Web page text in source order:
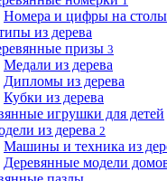
Номера и цифры на столы
из дерева
призы 3
Медали из дерева
Дипломы из дерева
Кубки из дерева
игрушки для детей
из дерева 2
Машины и техника из
Деревянные модели